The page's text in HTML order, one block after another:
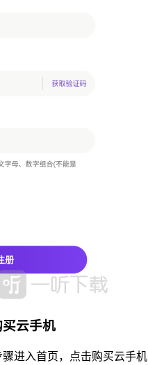
云手机
进入首页，点击购买云手机